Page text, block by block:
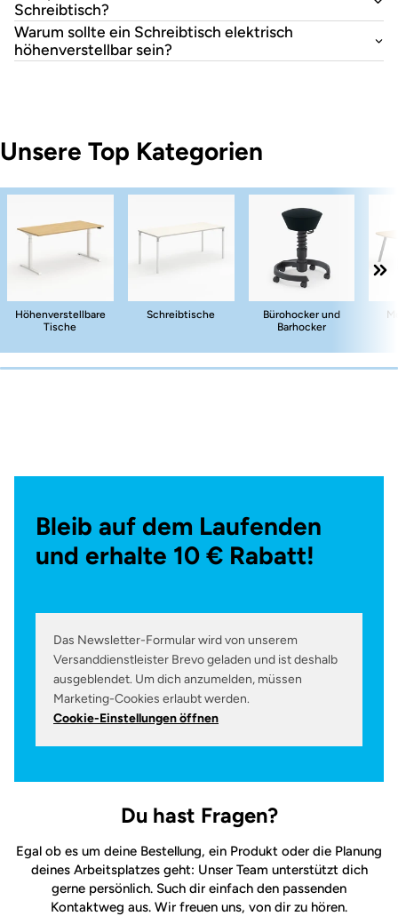
Schreibtisch?
Warum sollte ein Schreibtisch elektrisch
höhenverstellbar sein?
Unsere Top Kategorien
Höhenverstellbare
Tische
Schreibtische
Bürohocker und
Barhocker
Bleib auf dem Laufenden
und erhalte 10 € Rabatt!
Das Newsletter-Formular wird von unserem
Versanddienstleister Brevo geladen und ist deshalb
ausgeblendet. Um dich anzumelden, müssen
Marketing-Cookies erlaubt werden.
Cookie-Einstellungen öffnen
Du hast Fragen?
Egal ob es um deine Bestellung, ein Produkt oder die Planung
deines Arbeitsplatzes geht: Unser Team unterstützt dich
gerne persönlich. Such dir einfach den passenden
Kontaktweg aus. Wir freuen uns, von dir zu hören.